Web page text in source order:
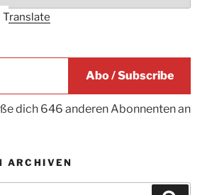
Translate
Abo / Subscribe
dich 646 anderen Abonnenten an
ARCHIVEN